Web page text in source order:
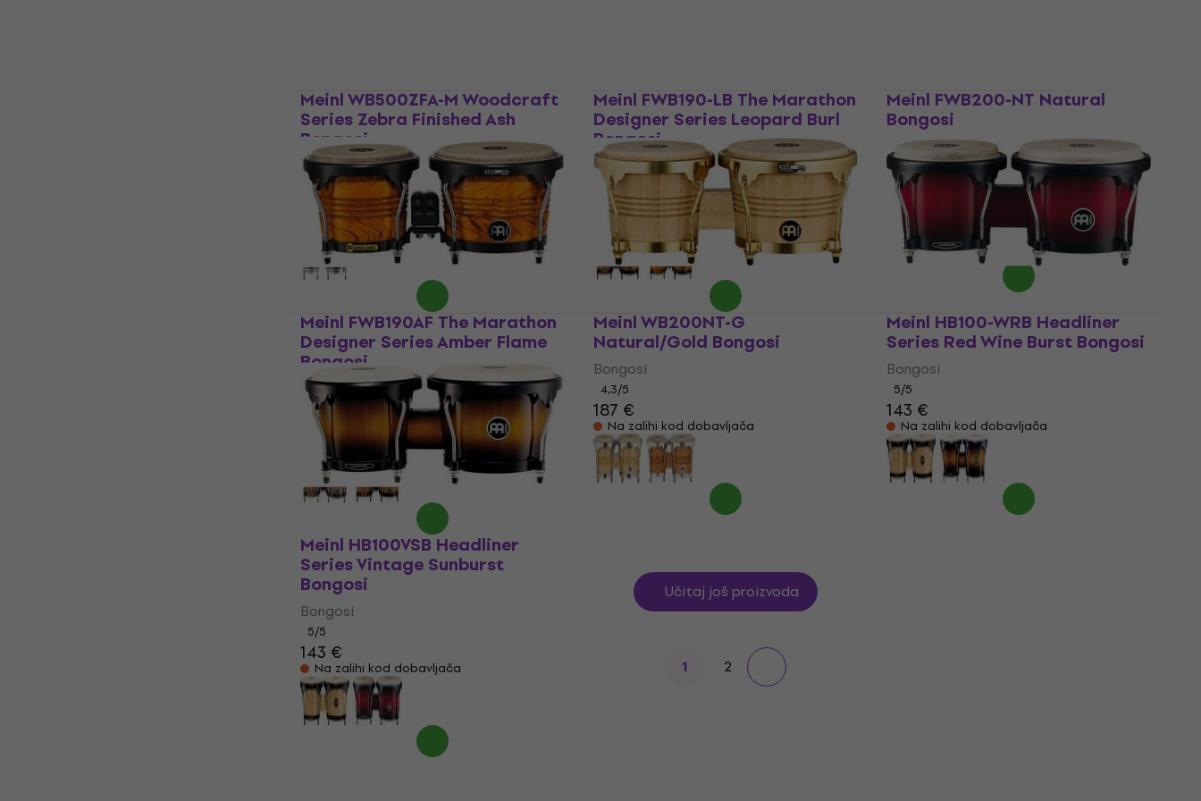
Meinl WB500ZFA-M Woodcraft
Series Zebra Finished Ash
Bongosi
Bongosi
3,8/5
454 €
Na zalihi kod dobavljača
Meinl FWB190-LB The Marathon
Designer Series Leopard Burl
Bongosi
Bongosi
5/5
198 €
Na zalihi kod dobavljača
Meinl FWB200-NT Natural
Bongosi
Bongosi
/5
198 €200 €
Na zalihi kod dobavljača
Meinl FWB190AF The Marathon
Designer Series Amber Flame
Bongosi
Bongosi
5/5
171 € 176,38 €
Samo po narudžbi
Meinl WB200NT-G
Natural/Gold Bongosi
Bongosi
4,3/5
187 €
Na zalihi kod dobavljača
Meinl HB100-WRB Headliner
Series Red Wine Burst Bongosi
Bongosi
5/5
143 €
Na zalihi kod dobavljača
Meinl HB100VSB Headliner
Series Vintage Sunburst
Bongosi
Bongosi
5/5
143 €
Na zalihi kod dobavljača
Učitaj još proizvoda
1 2